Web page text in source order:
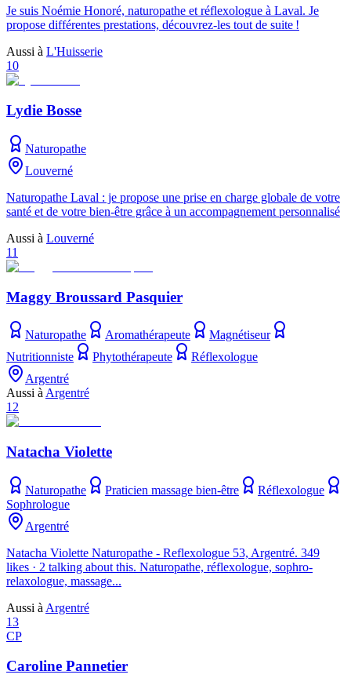
Je suis Noémie Honoré, naturopathe et réflexologue à Laval. Je
propose différentes prestations, découvrez-les tout de suite !
Aussi à L'Huisserie
10
Lydie Bosse
Naturopathe
Louverné
Naturopathe Laval : je propose une prise en charge globale de votre
santé et de votre bien-être grâce à un accompagnement personnalisé
Aussi à Louverné
11
Maggy Broussard Pasquier
Naturopathe Aromathérapeute
Magnétiseur
Nutritionniste
Phytothérapeute
Réflexologue
Argentré
Aussi à Argentré
12
Natacha Violette
Naturopathe Praticien massage bien-être
Réflexologue
Sophrologue
Argentré
Natacha Violette Naturopathe - Reflexologue 53, Argentré. 349
likes · 2 talking about this. Naturopathe, réflexologue, sophro-
relaxologue, massage...
Aussi à Argentré
13
CP
Caroline Pannetier